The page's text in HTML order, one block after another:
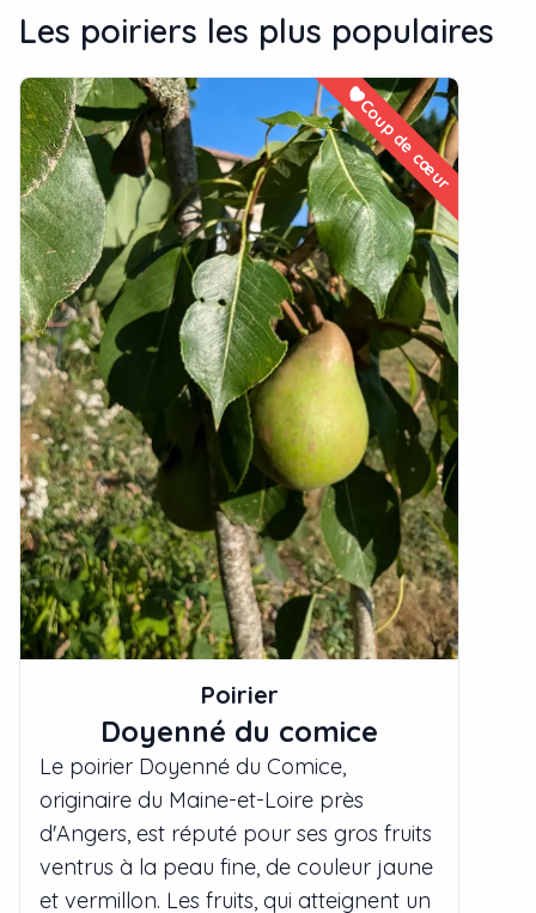
Les poiriers les plus populaires
Coup de cœur
Poirier
Doyenné du comice
Le poirier Doyenné du Comice,
originaire du Maine-et-Loire près
d'Angers, est réputé pour ses gros fruits
ventrus à la peau fine, de couleur jaune
et vermillon. Les fruits, qui atteignent un